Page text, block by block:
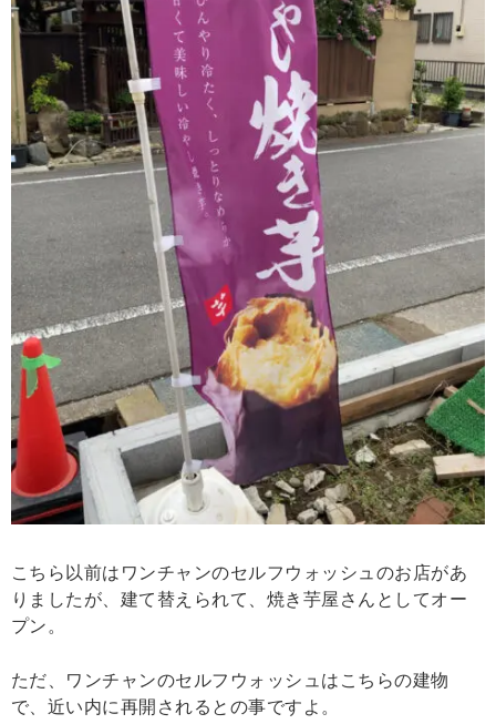
こちら以前はワンチャンのセルフウォッシュのお店があ
りましたが、建て替えられて、焼き芋屋さんとしてオー
プン。
ただ、ワンチャンのセルフウォッシュはこちらの建物
で、近い内に再開されるとの事ですよ。